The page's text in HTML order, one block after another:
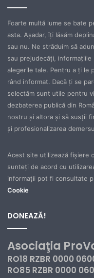
Foarte multă lume se bate
asta. Aşadar, îţi lăsăm
sau nu. Ne străduim să
sau prejudecăţi,
alegerile tale. Pentru a ţi le
rând informat. Dacă ţi se
selectăm sunt utile pentru
dezbaterea publică din
nostru şi altora şi să susţii
şi profesionalizarea
Acest site utilizează fișiere
sunteți de acord cu
informații pot fi consultate
Cookie
DONEAZĂ!
Asociaţia
RO18 RZBR 0000
RO85 RZBR 0000